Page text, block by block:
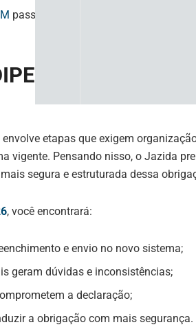
passa a acontecer com mais
2026: mais
envolve etapas que exigem
vigente. Pensando nisso, o Jazida
segura e estruturada dessa
, você encontrará:
e envio no novo sistema;
geram dúvidas e inconsistências;
a declaração;
a obrigação com mais segurança.